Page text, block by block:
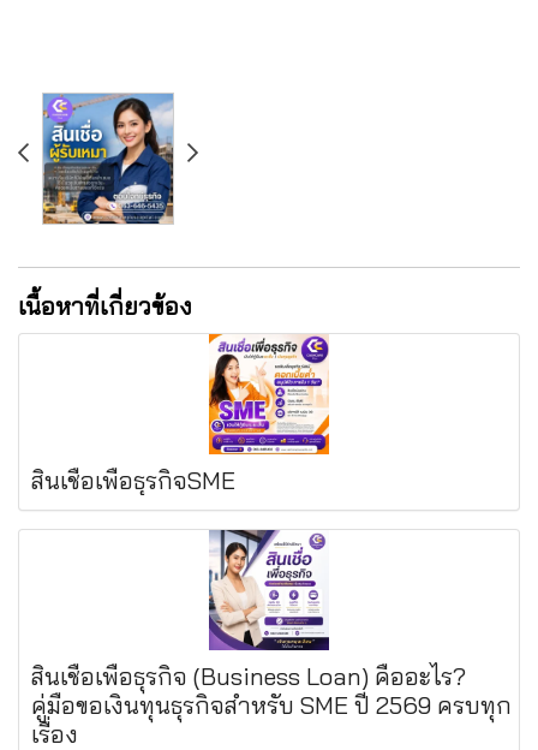
เนื้อหาที่เกี่ยวข้อง
สินเชื่อเพื่อธุรกิจSME
สินเชื่อเพื่อธุรกิจ (Business Loan) คืออะไร?
คู่มือขอเงินทุนธุรกิจสำหรับ SME ปี 2569 ครบทุก
เรื่อง